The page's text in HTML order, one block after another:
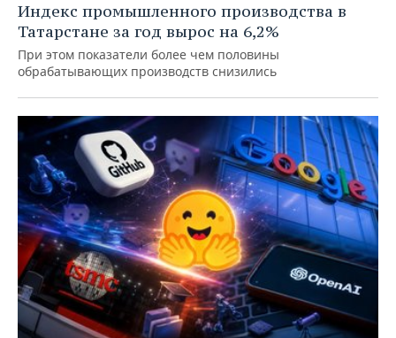
Индекс промышленного производства в
Татарстане за год вырос на 6,2%
При этом показатели более чем половины
обрабатывающих производств снизились